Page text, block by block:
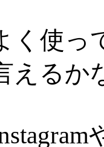
く使っ
えるか